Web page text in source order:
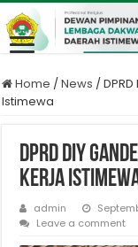
Home /News /
Istimewa
DPRD DIY
Kerja
admin
Leave a comment